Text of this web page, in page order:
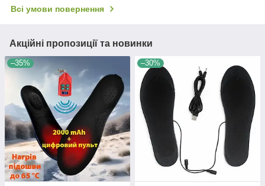
Всі умови повернення
Акційні пропозиції та новинки
–35% –30%